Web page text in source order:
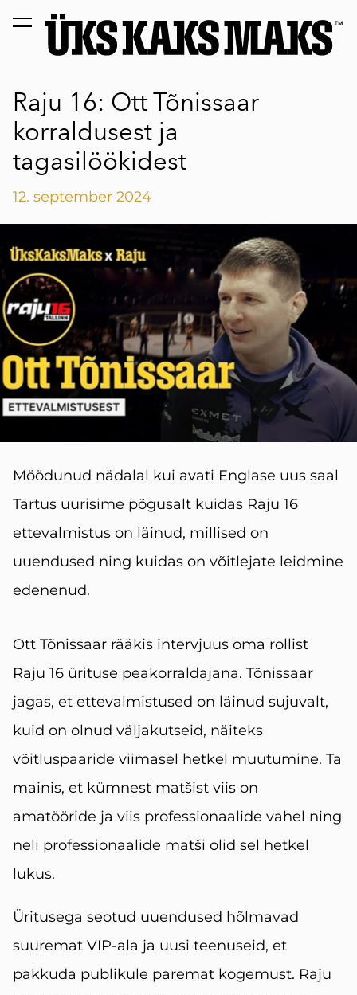
lisati ostukorvi. Vaata ostukorvi
Raju 16: Ott Tõnissaar
korraldusest ja
tagasilöökidest
12. september 2024
Möödunud nädalal kui avati Englase uus saal
Tartus uurisime põgusalt kuidas Raju 16
ettevalmistus on läinud, millised on
uuendused ning kuidas on võitlejate leidmine
edenenud.
Ott Tõnissaar rääkis intervjuus oma rollist
Raju 16 ürituse peakorraldajana. Tõnissaar
jagas, et ettevalmistused on läinud sujuvalt,
kuid on olnud väljakutseid, näiteks
võitluspaaride viimasel hetkel muutumine. Ta
mainis, et kümnest matšist viis on
amatööride ja viis professionaalide vahel ning
neli professionaalide matši olid sel hetkel
lukus.
Üritusega seotud uuendused hõlmavad
suuremat VIP-ala ja uusi teenuseid, et
pakkuda publikule paremat kogemust. Raju